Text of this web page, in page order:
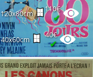
120x80cm
110€
✔
40x60cm
40€
✔